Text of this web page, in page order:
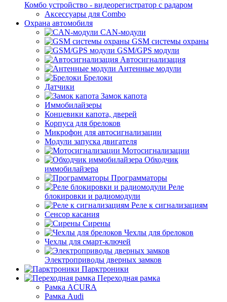
Комбо устройство - видеорегистратор с радаром
Аксессуары для Combo
Охрана автомобиля
CAN-модули
GSM системы охраны
GSM/GPS модули
Автосигнализация
Антенные модули
Брелоки
Датчики
Замок капота
Иммобилайзеры
Концевики капота, дверей
Корпуса для брелоков
Микрофон для автосигнализации
Модули запуска двигателя
Мотосигнализации
Обходчик
иммобилайзера
Программаторы
Реле
блокировки и радиомодули
Реле к сигнализациям
Сенсор касания
Сирены
Чехлы для брелоков
Чехлы для смарт-ключей
Электроприводы дверных замков
Парктроники
Переходная рамка
Рамка ACURA
Рамка Audi